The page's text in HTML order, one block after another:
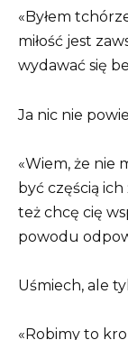
«Byłem
miłość jest
wydawać się
Ja nic nie
«Wiem, że nie
być częścią ich
też chcę cię
powodu
Uśmiech, ale
«Robimy to